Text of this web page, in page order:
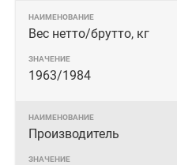
Вес нетто/брутто, кг
1963/1984
Производитель